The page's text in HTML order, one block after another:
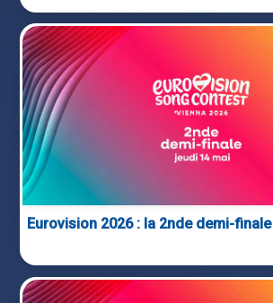
Eurovision 2026 : la 2nde demi-finale